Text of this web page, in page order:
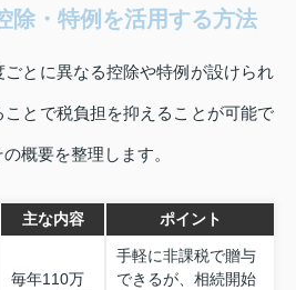
除・特例を活用する方法
とに異なる控除や特例が設けられ
とで税負担を抑えることが可能で
概要を整理します。
主な内容 ポイント
毎年110万
手軽に非課税で贈与
できるが、相続開始